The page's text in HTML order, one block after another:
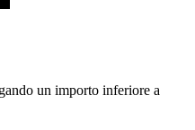
un importo inferiore a